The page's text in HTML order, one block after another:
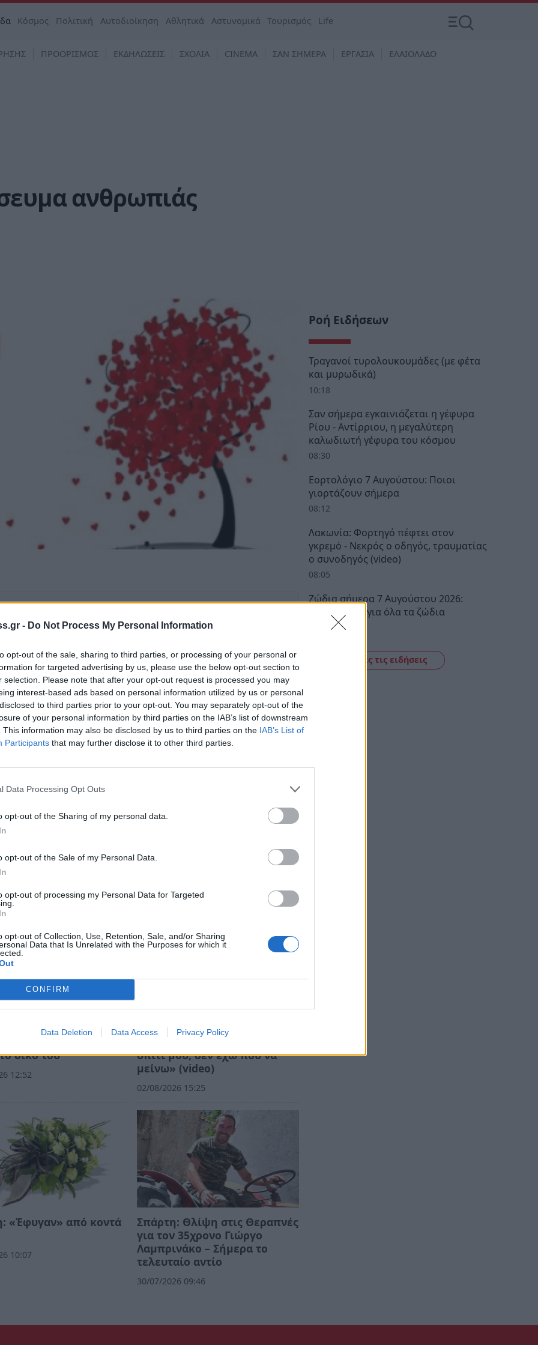
- Do Not Process My Personal Information
opt-out of the sale, sharing to third parties, or processing of your personal or
for targeted advertising by us, please use the below opt-out section to
selection. Please note that after your opt-out request is processed you may
interest-based ads based on personal information utilized by us or personal
to third parties prior to your opt-out. You may separately opt-out of the
of your personal information by third parties on the IAB’s list of downstream
This information may also be disclosed by us to third parties on the IAB’s List of
Participants that may further disclose it to other third parties.
Data Processing Opt Outs
opt-out of the Sharing of my personal data.
opt-out of the Sale of my Personal Data.
opt-out of processing my Personal Data for Targeted
opt-out of Collection, Use, Retention, Sale, and/or Sharing
Data that Is Unrelated with the Purposes for which it
CONFIRM
Data Deletion Data Access Privacy Policy
Κόσμος Πολιτική Αυτοδιοίκηση Αθλητικά Αστυνομικά Τουρισμός Life
ΠΡΟΟΡΙΣΜΟΣ ΕΚΔΗΛΩΣΕΙΣ ΣΧΟΛΙΑ CINEMA ΣΑΝ ΣΗΜΕΡΑ ΕΡΓΑΣΙΑ ΕΛΑΙΟΛΑΔΟ
ανθρωπιάς
όταν αναζητάς ειδήσεις στη Google
ως προτιμώμενη πηγή
είναι αυξημένες οι ανάγκες σε αίμα η
και τους πολίτες σε μια ακόμα εθελοντική
18:00 – 20:00 στην αίθουσα Π. Μπακή στο
είναι ο φαρμακοποιός Μπάμπης
πυροσβέστης
σπίτια, αλλά
δικό του
12:52
Η μαρτυρία κατοίκου από το
Πόρτο Γερμενό: «Κάηκε το
σπίτι μου, δεν έχω πού να
μείνω» (video)
02/08/2026 15:25
«Έφυγαν» από κοντά
10:07
Σπάρτη: Θλίψη στις Θεραπνές
για τον 35χρονο Γιώργο
Λαμπρινάκο – Σήμερα το
τελευταίο αντίο
30/07/2026 09:46
Ροή Ειδήσεων
Τραγανοί τυρολουκουμάδες (με φέτα
και μυρωδικά)
10:18
Σαν σήμερα εγκαινιάζεται η γέφυρα
Ρίου - Αντίρριου, η μεγαλύτερη
καλωδιωτή γέφυρα του κόσμου
08:30
Εορτολόγιο 7 Αυγούστου: Ποιοι
γιορτάζουν σήμερα
08:12
Λακωνία: Φορτηγό πέφτει στον
γκρεμό - Νεκρός ο οδηγός, τραυματίας
ο συνοδηγός (video)
08:05
Ζώδια σήμερα 7 Αυγούστου 2026:
Προβλέψεις για όλα τα ζώδια
Δείτε όλες τις ειδήσεις